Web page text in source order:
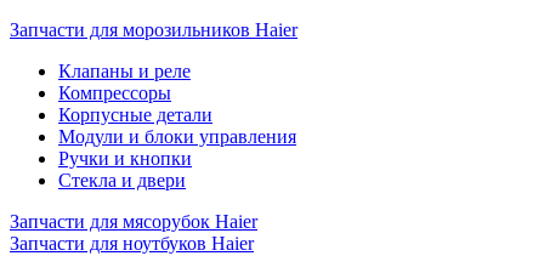
Запчасти для морозильников Haier
Клапаны и реле
Компрессоры
Корпусные детали
Модули и блоки управления
Ручки и кнопки
Стекла и двери
Запчасти для мясорубок Haier
Запчасти для ноутбуков Haier